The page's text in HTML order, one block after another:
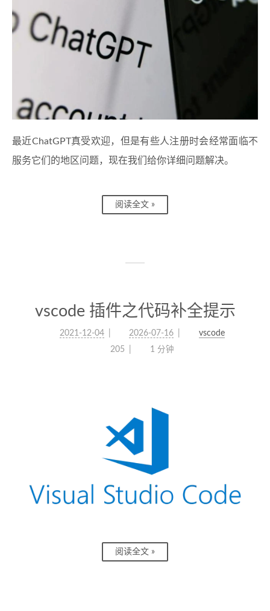
最近ChatGPT真受欢迎，但是有些人注册时会经常面临不
服务它们的地区问题，现在我们给你详细问题解决。
阅读全文 »
vscode 插件之代码补全提示
2021-12-04 2026-07-16
vscode
205
1 分钟
阅读全文 »